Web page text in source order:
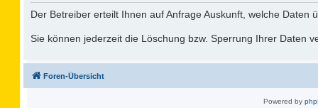
Der Betreiber erteilt Ihnen auf Anfrage Auskunft, welche Daten
Sie können jederzeit die Löschung bzw. Sperrung Ihrer Daten
Foren-Übersicht
Powered by